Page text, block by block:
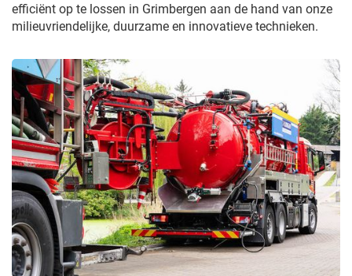
efficiënt op te lossen in Grimbergen aan de hand van onze
milieuvriendelijke, duurzame en innovatieve technieken.